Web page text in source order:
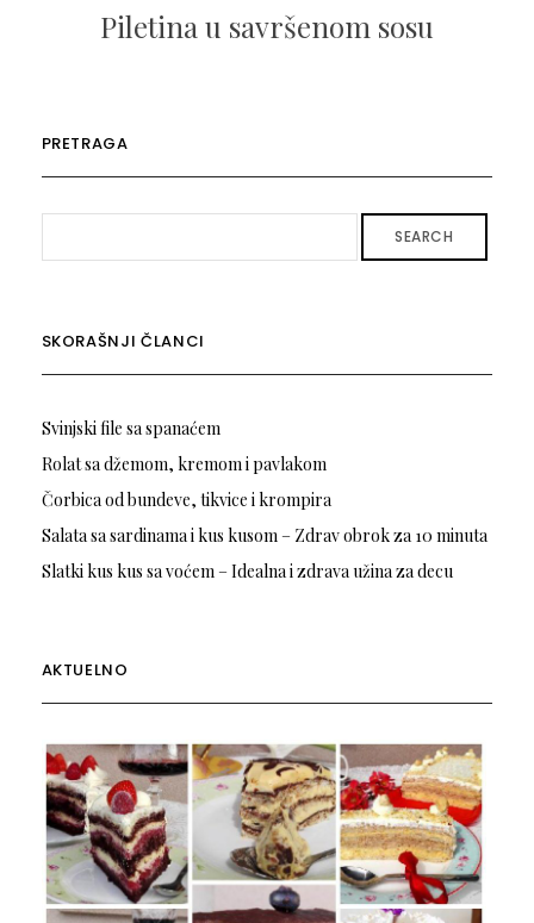
Piletina u savršenom sosu
PRETRAGA
SEARCH
SKORAŠNJI ČLANCI
Svinjski file sa spanaćem
Rolat sa džemom, kremom i pavlakom
Čorbica od bundeve, tikvice i krompira
Salata sa sardinama i kus kusom – Zdrav obrok za 10 minuta
Slatki kus kus sa voćem – Idealna i zdrava užina za decu
AKTUELNO